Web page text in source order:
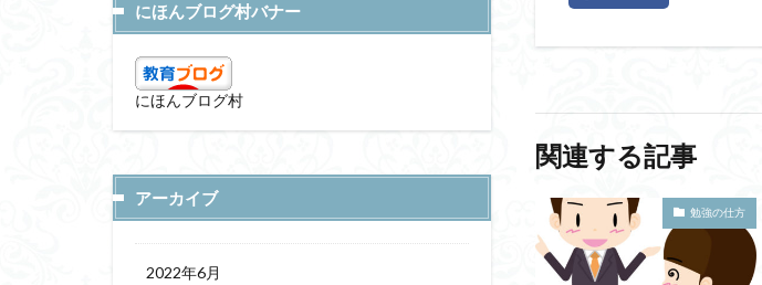
関連する記事
勉強の仕方
にほんブログ村バナー
にほんブログ村
アーカイブ
2022年6月